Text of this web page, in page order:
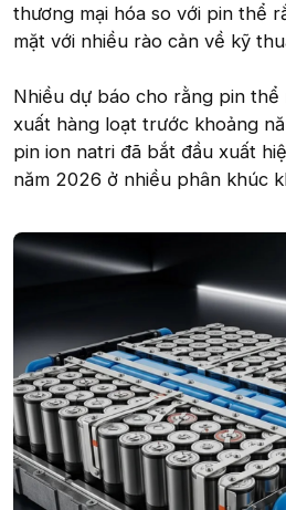
thương mại hóa so với pin thể
mặt với nhiều rào cản về kỹ
Nhiều dự báo cho rằng pin
xuất hàng loạt trước khoảng
pin ion natri đã bắt đầu xuất
năm 2026 ở nhiều phân khúc